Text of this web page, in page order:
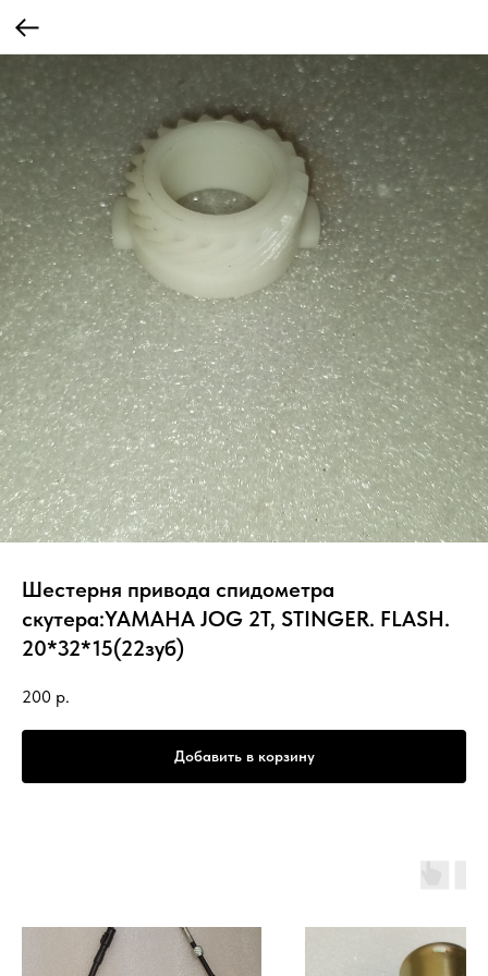
Шестерня привода спидометра
скутера:YAMAHA JOG 2Т, STINGER. FLASH.
20*32*15(22зуб)
200 р.
Добавить в корзину